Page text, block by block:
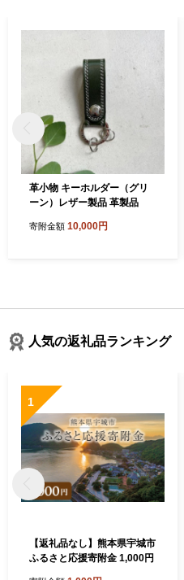
革小物 キーホルダー（グリ
ーン）レザー製品 革製品
寄附金額 10,000円
人気の返礼品ランキング
1
【返礼品なし】熊本県宇城市
ふるさと応援寄附金 1,000円